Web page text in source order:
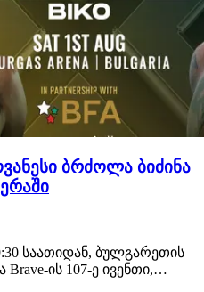
ბრძოლა ბიძინა
საათიდან, ბულგარეთის
ის 107-ე ივენთი,